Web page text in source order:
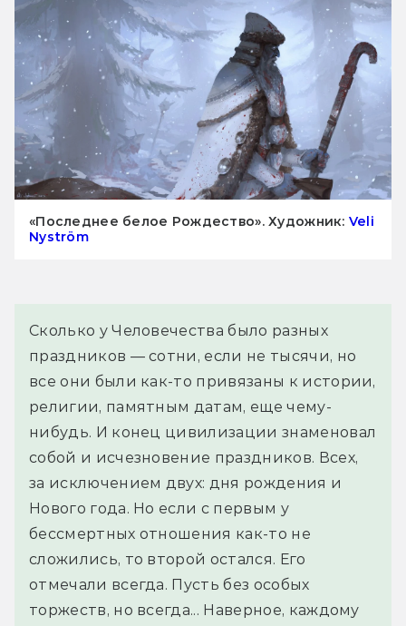
«Последнее белое Рождество». Художник: Veli
Nyström
Сколько у Человечества было разных
праздников — сотни, если не тысячи, но
все они были как-то привязаны к истории,
религии, памятным датам, еще чему-
нибудь. И конец цивилизации знаменовал
собой и исчезновение праздников. Всех,
за исключением двух: дня рождения и
Нового года. Но если с первым у
бессмертных отношения как-то не
сложились, то второй остался. Его
отмечали всегда. Пусть без особых
торжеств, но всегда... Наверное, каждому